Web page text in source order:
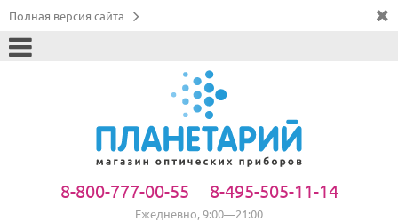
Полная версия сайта
8-800-777-00-55 8-495-505-11-14
Ежедневно, 9:00—21:00